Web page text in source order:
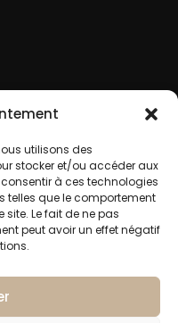
utilisons des
stocker et/ou accéder aux
à ces technologies
telles que le comportement
Le fait de ne pas
peut avoir un effet négatif